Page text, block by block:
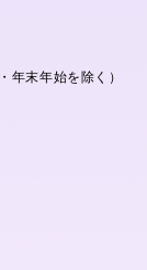
年末年始を除く）